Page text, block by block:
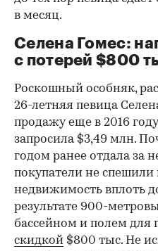
в месяц.
Селена Гомес:
с потерей $800
Роскошный особняк,
26-летняя певица
продажу еще в 2016
запросила $3,49 млн.
годом ранее отдала за
покупатели не спешили
недвижимость вплоть
результате 900-
бассейном и полем для
скидкой $800 тыс. Не